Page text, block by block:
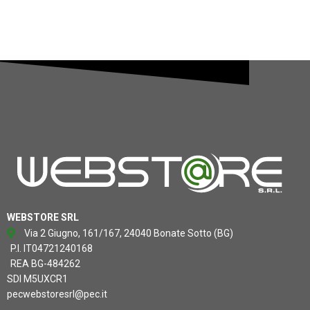
WEBSTORE SRL
Via 2 Giugno, 161/167, 24040 Bonate Sotto (BG)
P.I. IT04721240168
REA BG-484262
SDI M5UXCR1
pecwebstoresrl@pec.it